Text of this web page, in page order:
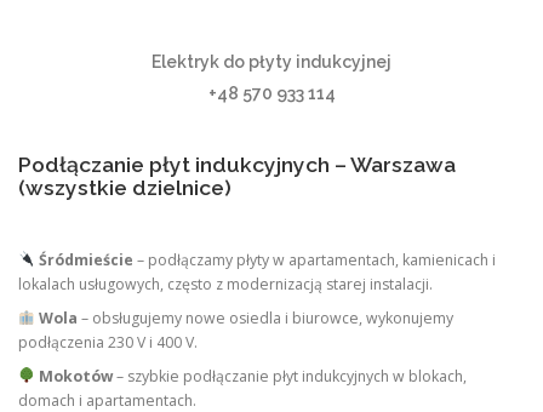
Elektryk do płyty indukcyjnej
+48 570 933 114
Podłączanie płyt indukcyjnych – Warszawa
(wszystkie dzielnice)
Śródmieście – podłączamy płyty w apartamentach, kamienicach i
lokalach usługowych, często z modernizacją starej instalacji.
Wola – obsługujemy nowe osiedla i biurowce, wykonujemy
podłączenia 230 V i 400 V.
Mokotów– szybkie podłączanie płyt indukcyjnych w blokach,
domach i apartamentach.